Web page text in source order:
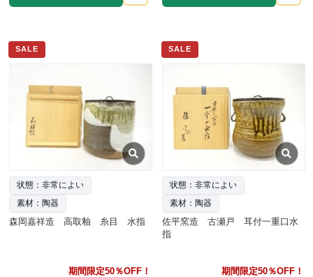
SALE
状態：非常によい
素材：陶器
森岡嘉祥造 高取釉 糸目 水指
期間限定50％OFF！
SALE
状態：非常によい
素材：陶器
佐平窯造 古瀬戸 耳付一重口水
指
期間限定50％OFF！